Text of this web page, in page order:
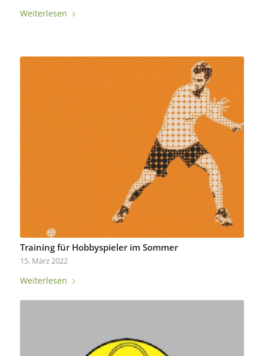
Weiterlesen
Training für Hobbyspieler im Sommer
15. März 2022
Weiterlesen